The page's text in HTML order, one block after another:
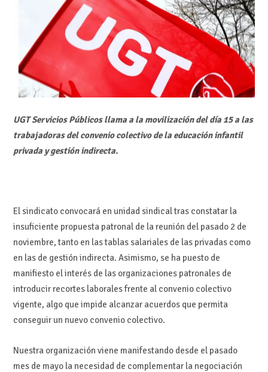
UGT Servicios Públicos llama a la movilización del día 15 a las
trabajadoras del convenio colectivo de la educación infantil
privada y gestión indirecta.
El sindicato convocará en unidad sindical tras constatar la
insuficiente propuesta patronal de la reunión del pasado 2 de
noviembre, tanto en las tablas salariales de las privadas como
en las de gestión indirecta. Asimismo, se ha puesto de
manifiesto el interés de las organizaciones patronales de
introducir recortes laborales frente al convenio colectivo
vigente, algo que impide alcanzar acuerdos que permita
conseguir un nuevo convenio colectivo.
Nuestra organización viene manifestando desde el pasado
mes de mayo la necesidad de complementar la negociación